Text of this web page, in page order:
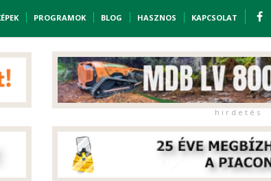
PROGRAMOK BLOG HASZNOS KAPCSOLAT
h i r d e t é s